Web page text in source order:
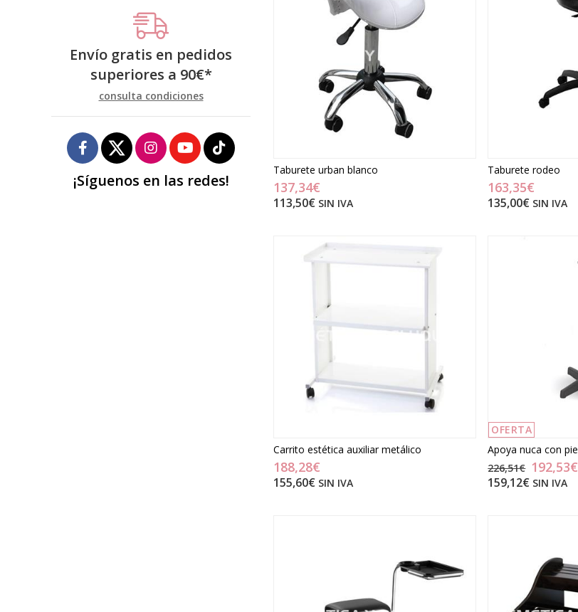
Taburete urban blanco
137,34€
113,50€ SIN IVA
Taburete rodeo
163,35€
135,00€ SIN IVA
Carrito estética auxiliar metálico
188,28€
155,60€ SIN IVA
OFERTA
Apoya nuca con pie
226,51€ 192,53€
159,12€ SIN IVA
Envío gratis en pedidos
superiores a 90€*
consulta condiciones
¡Síguenos en las redes!